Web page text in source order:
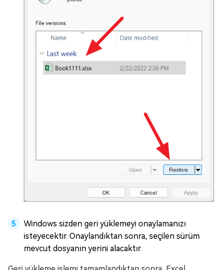
Windows sizden geri yüklemeyi onaylamanızı
isteyecektir. Onaylandıktan sonra, seçilen sürüm
mevcut dosyanın yerini alacaktır.